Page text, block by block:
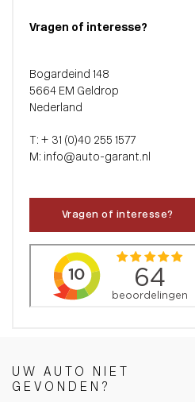
Vragen of interesse?
Bogardeind 148
5664 EM Geldrop
Nederland
T: + 31 (0)40 255 1577
M: info@auto-garant.nl
Vragen of interesse?
UW AUTO NIET
GEVONDEN?